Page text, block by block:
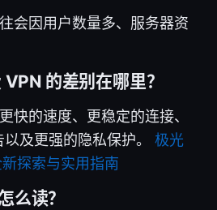
会因用户数量多、服务器资
的差别在哪里？
快的速度、更稳定的连接、
及更强的隐私保护。 极光
探索与实用指南
么读？